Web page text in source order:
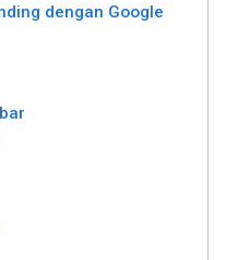
dengan Google